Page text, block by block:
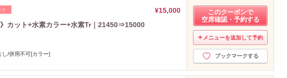
2025年7月分（4）
2025年6月分（3）
2025年5月分 （8）
2025年4月分（15）
2025年3月分 （15）
2025年2月分（12）
ト
¥15,000
》カット+水素カラー+水素Tr｜21450⇒15000
し/併用不可[カラー]
このクーポンで
空席確認・予約する
メニューを追加して予約
ブックマークする